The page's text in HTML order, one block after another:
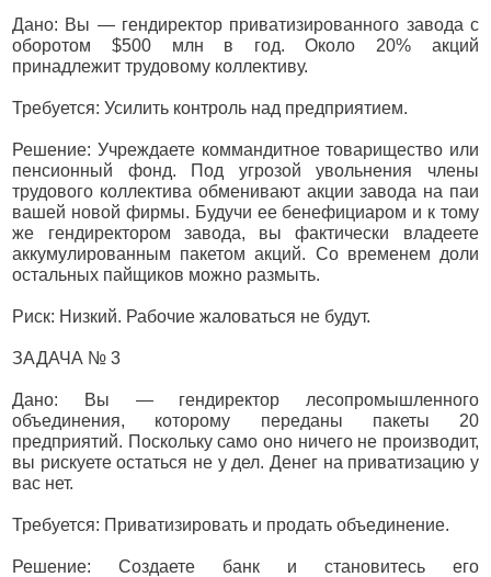
Дано: Вы — гендиректор приватизированного завода с
оборотом $500 млн в год. Около 20% акций
принадлежит трудовому коллективу.
Требуется: Усилить контроль над предприятием.
Решение: Учреждаете коммандитное товарищество или
пенсионный фонд. Под угрозой увольнения члены
трудового коллектива обменивают акции завода на паи
вашей новой фирмы. Будучи ее бенефициаром и к тому
же гендиректором завода, вы фактически владеете
аккумулированным пакетом акций. Со временем доли
остальных пайщиков можно размыть.
Риск: Низкий. Рабочие жаловаться не будут.
ЗАДАЧА № 3
Дано: Вы — гендиректор лесопромышленного
объединения, которому переданы пакеты 20
предприятий. Поскольку само оно ничего не производит,
вы рискуете остаться не у дел. Денег на приватизацию у
вас нет.
Требуется: Приватизировать и продать объединение.
Решение: Создаете банк и становитесь его